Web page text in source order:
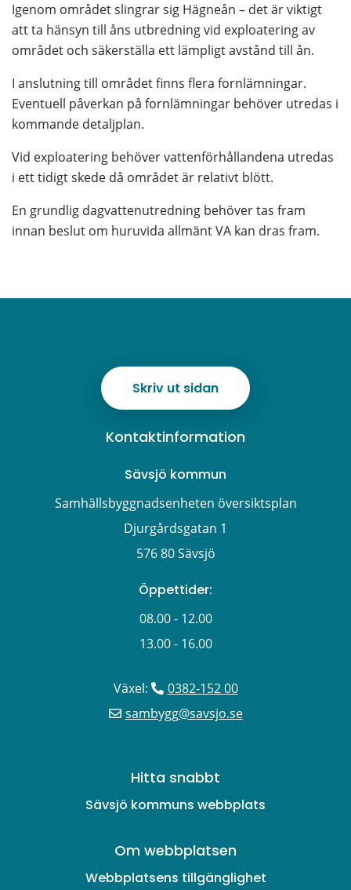
Igenom området slingrar sig Hägneån – det är viktigt
att ta hänsyn till åns utbredning vid exploatering av
området och säkerställa ett lämpligt avstånd till ån.
I anslutning till området finns flera fornlämningar.
Eventuell påverkan på fornlämningar behöver utredas i
kommande detaljplan.
Vid exploatering behöver vattenförhållandena utredas
i ett tidigt skede då området är relativt blött.
En grundlig dagvattenutredning behöver tas fram
innan beslut om huruvida allmänt VA kan dras fram.
Skriv ut sidan
Kontaktinformation
Sävsjö kommun
Samhällsbyggnadsenheten översiktsplan
Djurgårdsgatan 1
576 80 Sävsjö
Öppettider:
08.00 - 12.00
13.00 - 16.00
Växel:
0382-152 00
sambygg@savsjo.se
Hitta snabbt
Sävsjö kommuns webbplats
Om webbplatsen
Webbplatsens tillgänglighet